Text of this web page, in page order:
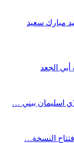
مبارك سعيد
أبي الجعد
اسليمان ببني …
النسخة…